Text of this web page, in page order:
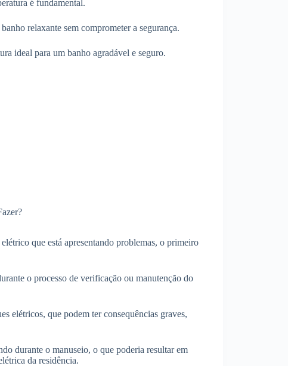
é fundamental.
relaxante sem comprometer a segurança.
ideal para um banho agradável e seguro.
que está apresentando problemas, o primeiro
o processo de verificação ou manutenção do
elétricos, que podem ter consequências graves,
durante o manuseio, o que poderia resultar em
da residência.